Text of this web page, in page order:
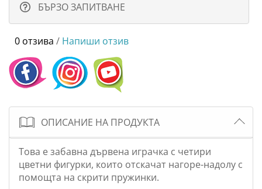
БЪРЗО ЗАПИТВАНЕ
0 отзива / Напиши отзив
ОПИСАНИЕ НА ПРОДУКТА
Това е забавна дървена играчка с четири
цветни фигурки, които отскачат нагоре-надолу с
помощта на скрити пружинки.